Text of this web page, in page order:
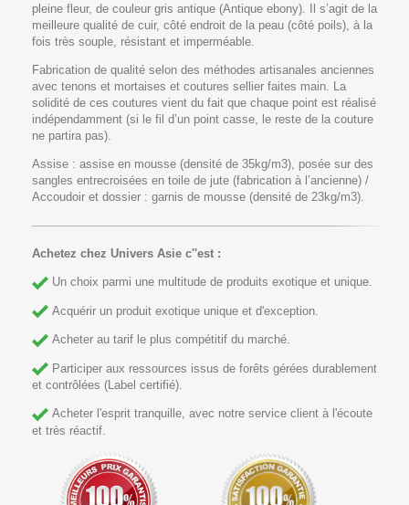
pleine fleur, de couleur gris antique (Antique ebony). Il s’agit de la
meilleure qualité de cuir, côté endroit de la peau (côté poils), à la
fois très souple, résistant et imperméable.
Fabrication de qualité selon des méthodes artisanales anciennes
avec tenons et mortaises et coutures sellier faites main. La
solidité de ces coutures vient du fait que chaque point est réalisé
indépendamment (si le fil d’un point casse, le reste de la couture
ne partira pas).
Assise : assise en mousse (densité de 35kg/m3), posée sur des
sangles entrecroisées en toile de jute (fabrication à l’ancienne) /
Accoudoir et dossier : garnis de mousse (densité de 23kg/m3).
Achetez chez Univers Asie c''est :
Un choix parmi une multitude de produits exotique et unique.
Acquérir un produit exotique unique et d'exception.
Acheter au tarif le plus compétitif du marché.
Participer aux ressources issus de forêts gérées durablement
et contrôlées (Label certifié).
Acheter l'esprit tranquille, avec notre service client à l'écoute
et très réactif.